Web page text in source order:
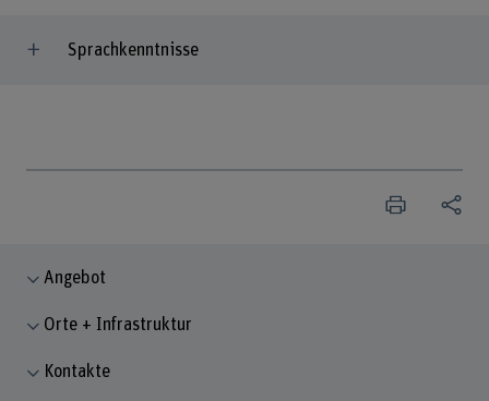
Sprachkenntnisse
Angebot
Orte + Infrastruktur
Kontakte